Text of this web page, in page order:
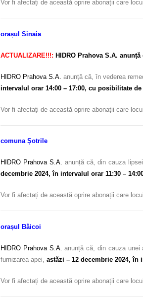
Vor fi afectați de această oprire abonații care
orașul Sinaia
ACTUALIZARE!!!: HIDRO Prahova S.A.
HIDRO Prahova S.A. anunță că, în vederea
intervalul orar 14:00 – 17:00, cu posibilitate
Vor fi afectați de această oprire abonații care
comuna Șotrile
HIDRO Prahova S.A. anunță că, din cauza
decembrie 2024, în intervalul orar 11:30 –
Vor fi afectați de această oprire abonații care
orașul Băicoi
HIDRO Prahova S.A. anunță că, din cauza unei
furnizarea apei, astăzi – 12 decembrie 2024,
Vor fi afectați de această oprire abonații care